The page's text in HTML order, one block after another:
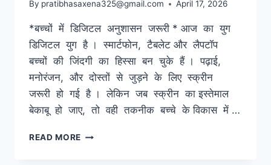
By pratibhasaxena325@gmail.com April 17, 2026
*बच्चों में डिजिटल अनुशासन जरूरी * आज का युग
डिजिटल युग है । स्मार्टफोन, टैबलेट और लैपटॉप
बच्चों की जिंदगी का हिस्सा बन चुके हैं । पढ़ाई,
मनोरंजन, और दोस्तों से जुड़ने के लिए स्क्रीन
जरूरी हो गई है । लेकिन जब स्क्रीन का इस्तेमाल
बेकाबू हो जाए, तो वही तकनीक बच्चे के विकास में …
READ MORE बच्चों